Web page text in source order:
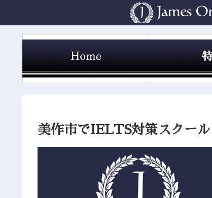
美作市でIELTS対策スクー